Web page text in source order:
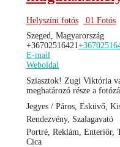
Helyszíni fotós
01 Fotós
Szeged, Magyarország
+36702516421
E-mail
Weboldal
Sziasztok! Zugi Viktória
meghatározó része a
Jegyes / Páros, Esküvő,
Rendezvény, Szalagavató
Portré, Reklám, Enteriőr,
Cica